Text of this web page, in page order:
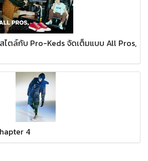
ไตล์กับ Pro-Keds จัดเต็มแบบ All Pros,
4